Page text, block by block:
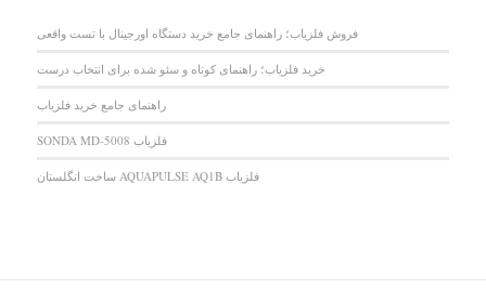
فروش فلزیاب؛ راهنمای جامع خرید دستگاه اورجینال با تست واقعی
خرید فلزیاب؛ راهنمای کوتاه و سئو شده برای انتخاب درست
راهنمای جامع خرید فلزیاب
فلزیاب SONDA MD-5008
فلزیاب AQUAPULSE AQ1B ساخت انگلستان